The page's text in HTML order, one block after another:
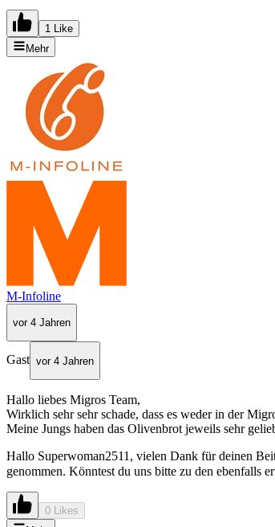
1 Like
Mehr
M-Infoline
vor 4 Jahren
Gast vor 4 Jahren
Hallo liebes Migros Team,
Wirklich sehr sehr schade, dass es weder in der
Meine Jungs haben das Olivenbrot jeweils sehr
Hallo Superwoman2511, vielen Dank für deinen
genommen. Könntest du uns bitte zu den ebenfalls
0 Likes